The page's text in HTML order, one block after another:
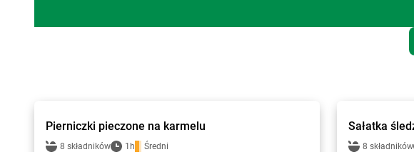
Pierniczki pieczone na karmelu
8 składników 1h Średni
Sałatka
8 składników